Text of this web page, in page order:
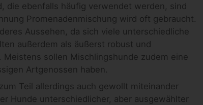
die ebenfalls häufig verwendet werden, sind
Promenadenmischung wird oft gebraucht.
Aussehen, da sich viele unterschiedliche
außerdem als äußerst robust und
sollen Mischlingshunde zudem eine
Artgenossen haben.
Teil allerdings auch gewollt miteinander
Hunde unterschiedlicher, aber ausgewählter